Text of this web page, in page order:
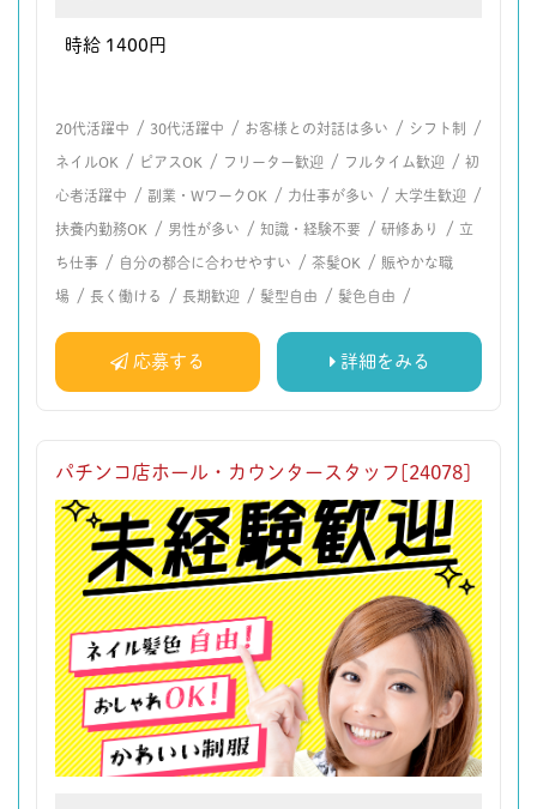
時給 1400円
20代活躍中 / 30代活躍中 / お客様との対話は多い / シフト制 /
ネイルOK / ピアスOK / フリーター歓迎 / フルタイム歓迎 / 初
心者活躍中 / 副業・WワークOK / 力仕事が多い / 大学生歓迎 /
扶養内勤務OK / 男性が多い / 知識・経験不要 / 研修あり / 立
ち仕事 / 自分の都合に合わせやすい / 茶髪OK / 賑やかな職
場 / 長く働ける / 長期歓迎 / 髪型自由 / 髪色自由 /
応募する 詳細をみる
パチンコ店ホール・カウンタースタッフ[24078]